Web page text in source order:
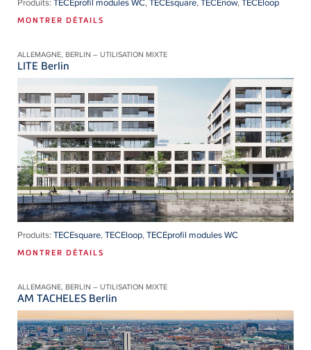
MONTRER DÉTAILS
ALLEMAGNE, BERLIN – UTILISATION MIXTE
LITE Berlin
Produits: TECEsquare,TECEloop,TECEprofil modules WC
MONTRER DÉTAILS
ALLEMAGNE, BERLIN – UTILISATION MIXTE
AM TACHELES Berlin